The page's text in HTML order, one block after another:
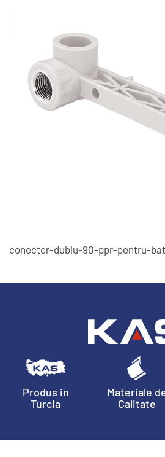
conector-dublu-90-ppr-pentru-
Produs in
Turcia
Materiale
Calitate